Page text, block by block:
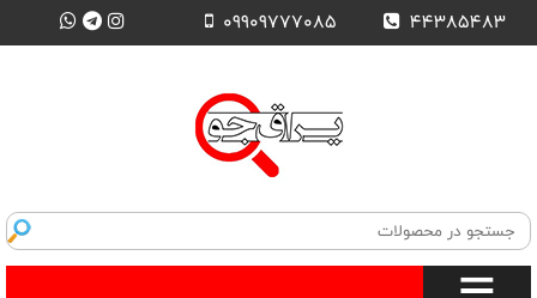
44385483
09909777085